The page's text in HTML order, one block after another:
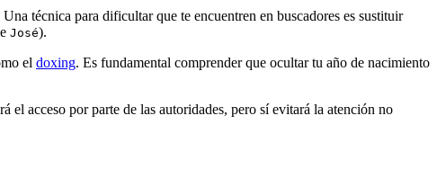
técnica para dificultar que te encuentren en buscadores es sustituir
José).
el doxing. Es fundamental comprender que ocultar tu año de nacimiento
acceso por parte de las autoridades, pero sí evitará la atención no